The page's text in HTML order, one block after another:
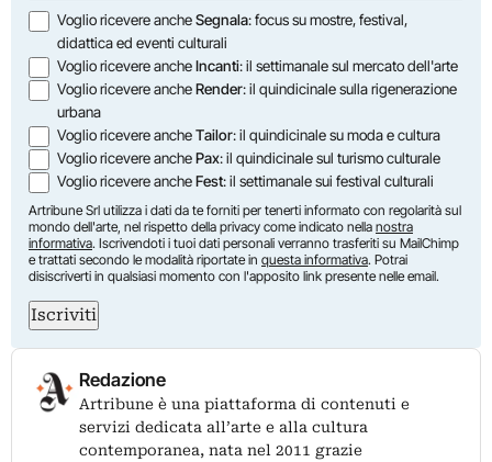
Opzioni
Voglio ricevere ancheSegnala: focus su mostre, festival,
didattica ed eventi culturali
Voglio ricevere ancheIncanti: il settimanale sul mercato dell'arte
Voglio ricevere ancheRender: il quindicinale sulla rigenerazione
urbana
Voglio ricevere ancheTailor: il quindicinale su moda e cultura
Voglio ricevere anchePax: il quindicinale sul turismo culturale
Voglio ricevere ancheFest: il settimanale sui festival culturali
Artribune Srl utilizza i dati da te forniti per tenerti informato con regolarità sul
mondo dell'arte, nel rispetto della privacy come indicato nella nostra
informativa. Iscrivendoti i tuoi dati personali verranno trasferiti su MailChimp
e trattati secondo le modalità riportate in questa informativa. Potrai
disiscriverti in qualsiasi momento con l'apposito link presente nelle email.
Iscriviti
Redazione
Artribune è una piattaforma di contenuti e
servizi dedicata all’arte e alla cultura
contemporanea, nata nel 2011 grazie